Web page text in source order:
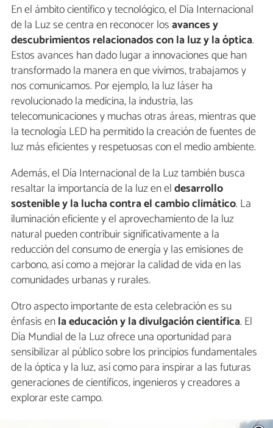
En el ámbito científico y tecnológico, el Día Internacional
de la Luz se centra en reconocer losavances y
descubrimientos relacionados con la luz y la óptica.
Estos avances han dado lugar a innovaciones que han
transformado la manera en que vivimos, trabajamos y
nos comunicamos. Por ejemplo, la luz láser ha
revolucionado la medicina, la industria, las
telecomunicaciones y muchas otras áreas, mientras que
la tecnología LED ha permitido la creación de fuentes de
luz más eficientes y respetuosas con el medio ambiente.
Además, el Día Internacional de la Luz también busca
resaltar la importancia de la luz en eldesarrollo
sostenible y la lucha contra el cambio climático. La
iluminación eficiente y el aprovechamiento de la luz
natural pueden contribuir significativamente a la
reducción del consumo de energía y las emisiones de
carbono, así como a mejorar la calidad de vida en las
comunidades urbanas y rurales.
Otro aspecto importante de esta celebración es su
énfasis enla educación y la divulgación científica. El
Día Mundial de la Luz ofrece una oportunidad para
sensibilizar al público sobre los principios fundamentales
de la óptica y la luz, así como para inspirar a las futuras
generaciones de científicos, ingenieros y creadores a
explorar este campo.